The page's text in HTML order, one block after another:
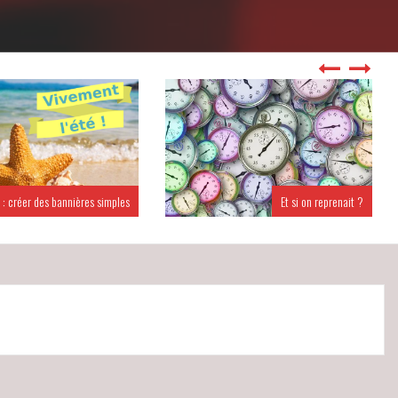
créer des bannières simples Et si on reprenait ?